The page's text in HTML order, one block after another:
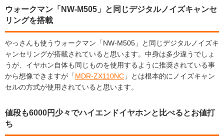
ウォークマン「NW-M505」と同じデジタルノイズキャンセ
リングを搭載
やっさんも使うウォークマン「NW-M505」と同じデジタルノイズキ
ャンセリングが搭載されていると思います。中身は多少違うでしょ
うが、イヤホン自体も同じものを使用するように推奨されている事
から想像できますが「MDR-ZX110NC 」とは根本的にノイズキャン
セルの方式が使用されていると思います。
値段も6000円少々でハイエンドイヤホンと比べるとお値打
ち